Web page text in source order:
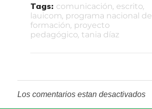
Tags: comunicación escrito
lauicom programa nacional de
formación proyecto
pedagógico tania díaz
Los comentarios estan desactivados